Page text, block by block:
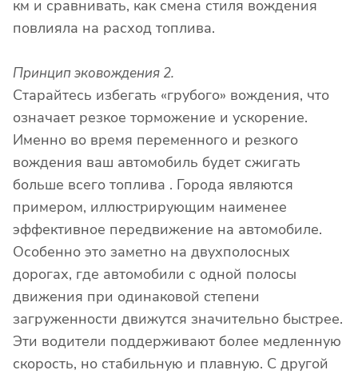
км и сравнивать, как смена стиля вождения
повлияла на расход топлива.
Принцип эковождения 2.
Старайтесь избегать «грубого» вождения, что
означает резкое торможение и ускорение.
Именно во время переменного и резкого
вождения ваш автомобиль будет сжигать
больше всего топлива . Города являются
примером, иллюстрирующим наименее
эффективное передвижение на автомобиле.
Особенно это заметно на двухполосных
дорогах, где автомобили с одной полосы
движения при одинаковой степени
загруженности движутся значительно быстрее.
Эти водители поддерживают более медленную
скорость, но стабильную и плавную. С другой